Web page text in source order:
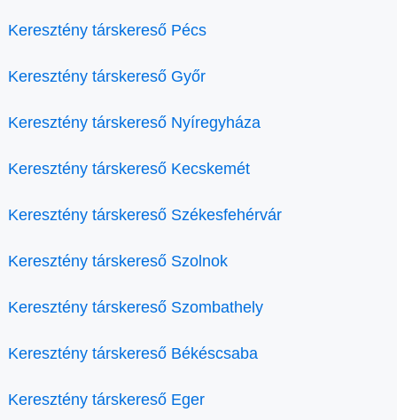
Keresztény társkereső Pécs
Keresztény társkereső Győr
Keresztény társkereső Nyíregyháza
Keresztény társkereső Kecskemét
Keresztény társkereső Székesfehérvár
Keresztény társkereső Szolnok
Keresztény társkereső Szombathely
Keresztény társkereső Békéscsaba
Keresztény társkereső Eger